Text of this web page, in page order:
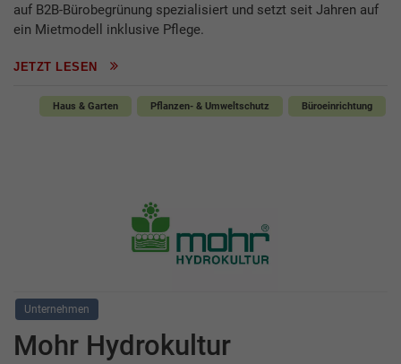
auf B2B-Bürobegrünung spezialisiert und setzt seit Jahren auf
ein Mietmodell inklusive Pflege.
JETZT LESEN
Haus & Garten Pflanzen- & Umweltschutz Büroeinrichtung
Unternehmen
Mohr Hydrokultur